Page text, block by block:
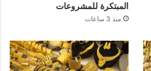
المبتكرة للمشروعات
منذ 3 ساعات